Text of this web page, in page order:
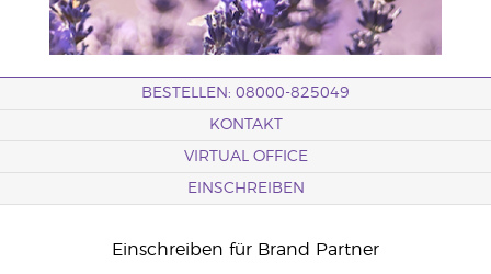
BESTELLEN: 08000-825049
KONTAKT
VIRTUAL OFFICE
EINSCHREIBEN
Einschreiben für Brand Partner